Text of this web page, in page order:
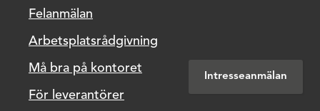
Intresseanmälan
Felanmälan
Arbetsplatsrådgivning
Må bra på kontoret
För leverantörer